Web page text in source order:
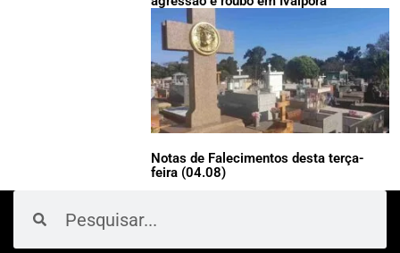
Notas de Falecimentos desta terça-
feira (04.08)